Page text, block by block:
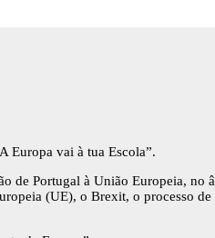
Europa vai à tua Escola”.
de Portugal à União Europeia, no
(UE), o Brexit, o processo